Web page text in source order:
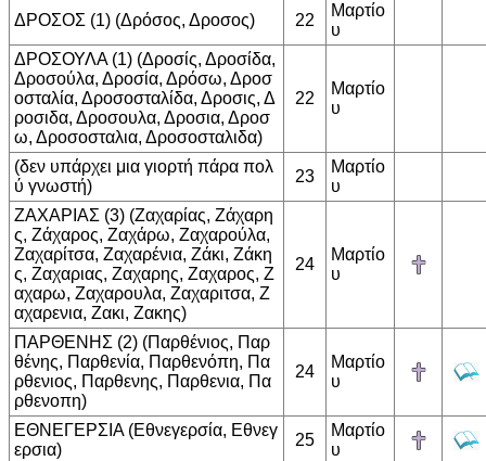
ΔΡΟΣΟΣ (1) (Δρόσος, Δροσος) 22
Μαρτίο
υ
ΔΡΟΣΟΥΛΑ (1) (Δροσίς, Δροσίδα,
Δροσούλα, Δροσία, Δρόσω, Δροσ
οσταλία, Δροσοσταλίδα, Δροσις, Δ
ροσιδα, Δροσουλα, Δροσια, Δροσ
ω, Δροσοσταλια, Δροσοσταλιδα)
22
Μαρτίο
υ
(δεν υπάρχει μια γιορτή πάρα πολ
ύ γνωστή)
23
Μαρτίο
υ
ΖΑΧΑΡΙΑΣ (3) (Ζαχαρίας, Ζάχαρη
ς, Ζάχαρος, Ζαχάρω, Ζαχαρούλα,
Ζαχαρίτσα, Ζαχαρένια, Ζάκι, Ζάκη
ς, Ζαχαριας, Ζαχαρης, Ζαχαρος, Ζ
αχαρω, Ζαχαρουλα, Ζαχαριτσα, Ζ
αχαρενια, Ζακι, Ζακης)
24
Μαρτίο
υ
ΠΑΡΘΕΝΗΣ (2) (Παρθένιος, Παρ
θένης, Παρθενία, Παρθενόπη, Πα
ρθενιος, Παρθενης, Παρθενια, Πα
ρθενοπη)
24
Μαρτίο
υ
ΕΘΝΕΓΕΡΣΙΑ (Εθνεγερσία, Εθνεγ
ερσια)
25
Μαρτίο
υ